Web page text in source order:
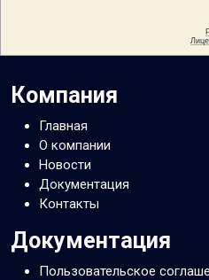
Компания
Главная
О компании
Новости
Документация
Контакты
Документация
Пользовательское